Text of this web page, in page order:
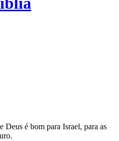
Deus é bom para Israel, para as